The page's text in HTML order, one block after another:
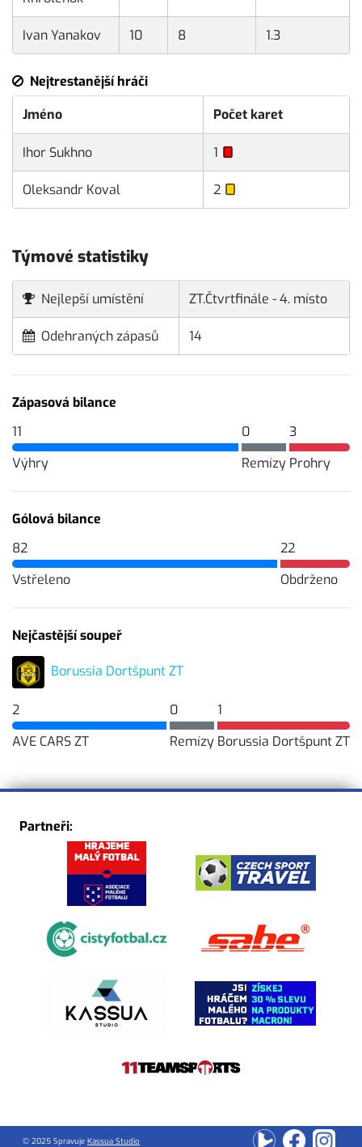
Ivan Yanakov 10 8 1.3
Nejtrestanější hráči
Jméno
Počet karet
Ihor Sukhno 1
Oleksandr Koval 2
Týmové statistiky
Nejlepší umístění ZT.Čtvrtfinále - 4. místo
Odehraných zápasů 14
Zápasová bilance
11
Výhry
0
Remízy
3
Prohry
Gólová bilance
82
Vstřeleno
22
Obdrženo
Nejčastější soupeř
Borussia Dortšpunt ZT
2
AVE CARS ZT
0
Remízy
1
Borussia Dortšpunt ZT
Partneři:
© 2025 Spravuje Kassua Studio